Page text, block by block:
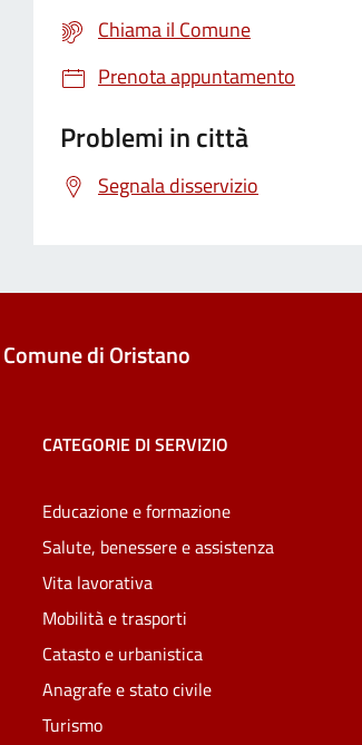
Chiama il Comune
Prenota appuntamento
Problemi in città
Segnala disservizio
Comune di Oristano
CATEGORIE DI SERVIZIO
Educazione e formazione
Salute, benessere e assistenza
Vita lavorativa
Mobilità e trasporti
Catasto e urbanistica
Anagrafe e stato civile
Turismo